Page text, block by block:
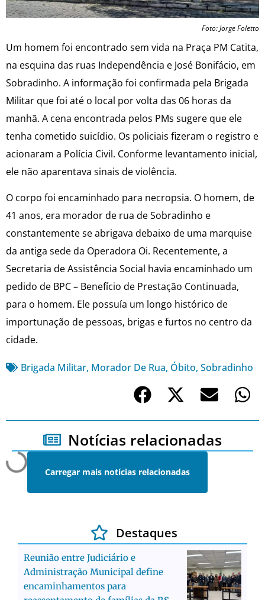
Foto: Jorge Foletto
Um homem foi encontrado sem vida na Praça PM Catita,
na esquina das ruas Independência e José Bonifácio, em
Sobradinho. A informação foi confirmada pela Brigada
Militar que foi até o local por volta das 06 horas da
manhã. A cena encontrada pelos PMs sugere que ele
tenha cometido suicídio. Os policiais fizeram o registro e
acionaram a Polícia Civil. Conforme levantamento inicial,
ele não aparentava sinais de violência.
O corpo foi encaminhado para necropsia. O homem, de
41 anos, era morador de rua de Sobradinho e
constantemente se abrigava debaixo de uma marquise
da antiga sede da Operadora Oi. Recentemente, a
Secretaria de Assistência Social havia encaminhado um
pedido de BPC – Benefício de Prestação Continuada,
para o homem. Ele possuía um longo histórico de
importunação de pessoas, brigas e furtos no centro da
cidade.
Brigada Militar, Morador De Rua, Óbito, Sobradinho
Notícias relacionadas
Carregar mais notícias relacionadas
Destaques
Reunião entre Judiciário e
Administração Municipal define
encaminhamentos para